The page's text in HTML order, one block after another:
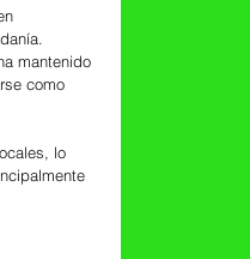
mantenido
como
lo